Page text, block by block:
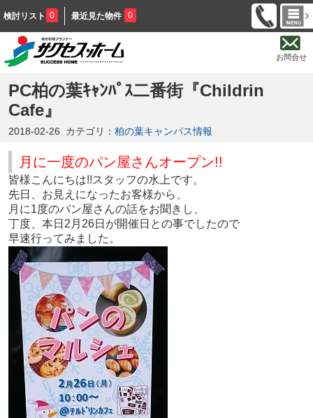
検討リスト 0 最近見た物件 0
お問合せ
PC柏の葉ｷｬﾝﾊﾟｽ二番街『Childrin
Cafe』
2018-02-26 カテゴリ： 柏の葉キャンパス情報
月に一度のパン屋さんオープン!!
皆様こんにちは!!スタッフの水上です。
先日、お見えになったお客様から、
月に1度のパン屋さんの話をお聞きし、
丁度、本日2月26日が開催日との事でしたので
早速行ってみました。